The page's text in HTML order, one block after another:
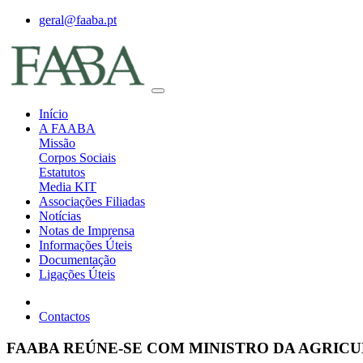
geral@faaba.pt
Início
A FAABA
Missão
Corpos Sociais
Estatutos
Media KIT
Associações Filiadas
Notícias
Notas de Imprensa
Informações Úteis
Documentação
Ligações Úteis
Contactos
FAABA REÚNE-SE COM MINISTRO DA